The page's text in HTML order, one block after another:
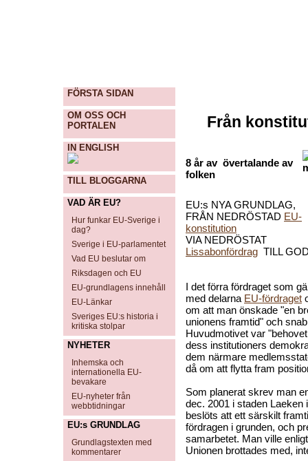
FÖRSTA SIDAN
OM OSS OCH
PORTALEN
IN ENGLISH
TILL BLOGGARNA
VAD ÄR EU?
Hur funkar EU-Sverige i
dag?
Sverige i EU-parlamentet
Vad EU beslutar om
Riksdagen och EU
EU-grundlagens innehåll
EU-Länkar
Sveriges EU:s historia i
kritiska stolpar
NYHETER
Inhemska och
internationella EU-
bevakare
EU-nyheter från
webbtidningar
EU:s GRUNDLAG
Grundlagstexten med
kommentarer
Från
8 år av övertalande av
folken
EU:s NYA GRUNDLAG,
FRÅN NEDRÖSTAD EU-
konstitution
VIA NEDRÖSTAT
Lissabonfördrag TILL
I det förra fördraget som
med delarna EU-fördraget
om att man önskade "en
unionens framtid" och
Huvudmotivet var
dess institutioners
dem närmare
då om att flytta fram
Som planerat skrev man
dec. 2001 i staden Laeken
beslöts att ett särskilt
fördragen i grunden, och
samarbetet. Man ville
Unionen brottades med,